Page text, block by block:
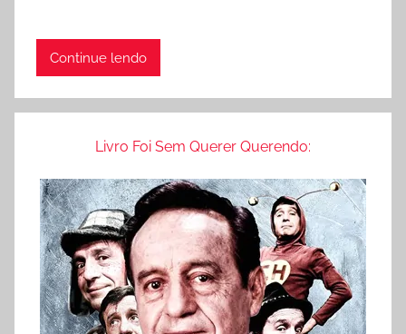
Continue lendo
Livro Foi Sem Querer Querendo: